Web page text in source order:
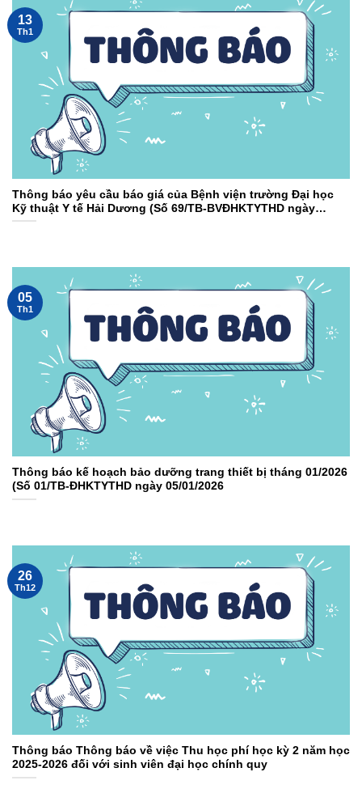
Thông báo yêu cầu báo giá của Bệnh viện trường Đại học
Kỹ thuật Y tế Hải Dương (Số 69/TB-BVĐHKTYTHD ngày
13/01/2026)
13
Th1
Thông báo kế hoạch bảo dưỡng trang thiết bị tháng 01/2026
(Số 01/TB-ĐHKTYTHD ngày 05/01/2026
05
Th1
Thông báo Thông báo về việc Thu học phí học kỳ 2 năm học
2025-2026 đối với sinh viên đại học chính quy
26
Th12